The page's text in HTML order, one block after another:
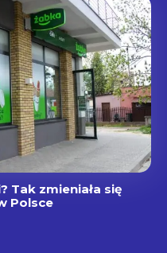
Tak zmieniała się
Polsce